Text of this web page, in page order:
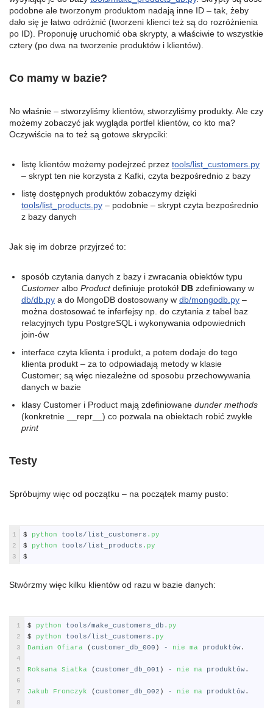
podobne ale tworzonym produktom nadają inne ID – tak, żeby
dało się je łatwo odróżnić (tworzeni klienci też są do rozróżnienia
po ID). Proponuję uruchomić oba skrypty, a właściwie to wszystkie
cztery (po dwa na tworzenie produktów i klientów).
Co mamy w bazie?
No właśnie – stworzyliśmy klientów, stworzyliśmy produkty. Ale czy
możemy zobaczyć jak wygląda portfel klientów, co kto ma?
Oczywiście na to też są gotowe skrypciki:
listę klientów możemy podejrzeć przez tools/list_customers.py
– skrypt ten nie korzysta z Kafki, czyta bezpośrednio z bazy
listę dostępnych produktów zobaczymy dzięki
tools/list_products.py – podobnie – skrypt czyta bezpośrednio
z bazy danych
Jak się im dobrze przyjrzeć to:
sposób czytania danych z bazy i zwracania obiektów typu
Customer albo Productdefiniuje protokół DB zdefiniowany w
db/db.py a do MongoDB dostosowany w db/mongodb.py –
można dostosować te inferfejsy np. do czytania z tabel baz
relacyjnych typu PostgreSQL i wykonywania odpowiednich
join-ów
interface czyta klienta i produkt, a potem dodaje do tego
klienta produkt – za to odpowiadają metody w klasie
Customer; są więc niezależne od sposobu przechowywania
danych w bazie
klasy Customer i Product mają zdefiniowane dunder methods
(konkretnie __repr__) co pozwala na obiektach robić zwykłe
print
Testy
Spróbujmy więc od początku – na początek mamy pusto:
1
2
3
$ python tools/list_customers .py
$
python tools/list_products .py
$
Stwórzmy więc kilku klientów od razu w bazie danych:
1
2
3
4
5
6
7
8
$ python tools/make_customers_db .py
$
python tools/list_customers .py
Damian Ofiara (customer_db_000 ) - nie ma produktów.
Roksana Siatka (customer_db_001 ) - nie ma produktów.
Jakub Fronczyk (customer_db_002 ) - nie ma produktów.